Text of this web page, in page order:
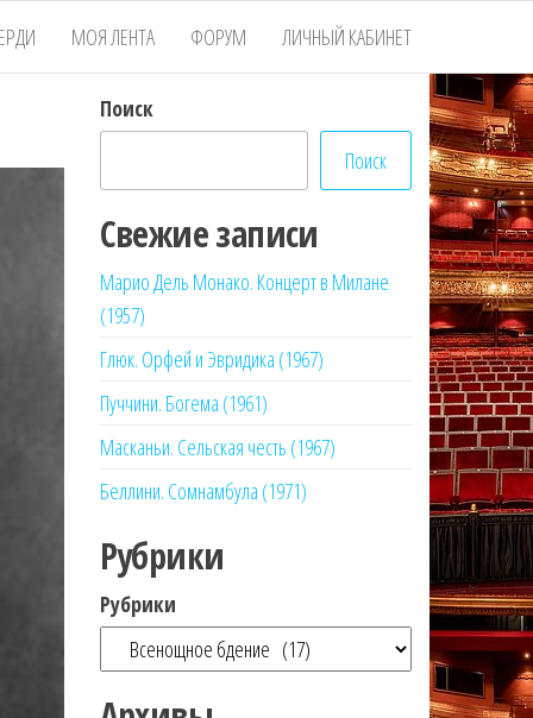
МОЯ ЛЕНТА ФОРУМ ЛИЧНЫЙ КАБИНЕТ
Поиск
Поиск
Свежие записи
Марио Дель Монако. Концерт в Милане
(1957)
Глюк. Орфей и Эвридика (1967)
Пуччини. Богема (1961)
Масканьи. Сельская честь (1967)
Беллини. Сомнамбула (1971)
Рубрики
Рубрики